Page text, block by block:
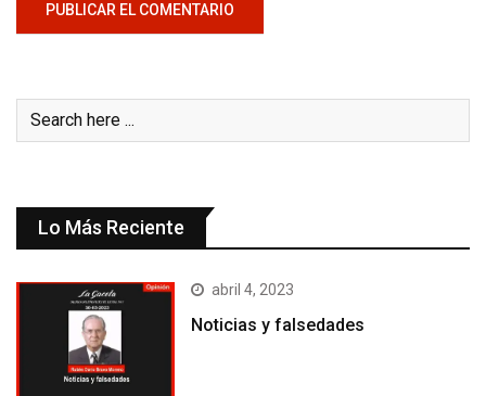
Lo Más Reciente
abril 4, 2023
Noticias y falsedades